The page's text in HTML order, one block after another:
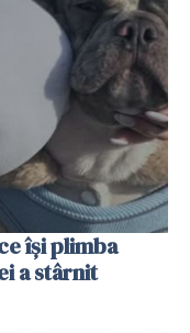
își plimba
a stârnit